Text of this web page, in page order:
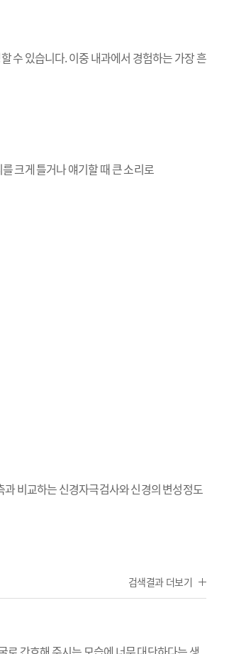
수 있습니다. 이중 내과에서 경험하는 가장 흔
크게 틀거나 얘기할 때 큰 소리로
과 비교하는 신경자극검사와 신경의 변성정도
검색결과 더보기